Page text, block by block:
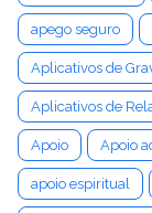
apego seguro
Aplicativos de
Aplicativos de
Apoio Apoio
apoio espiritual